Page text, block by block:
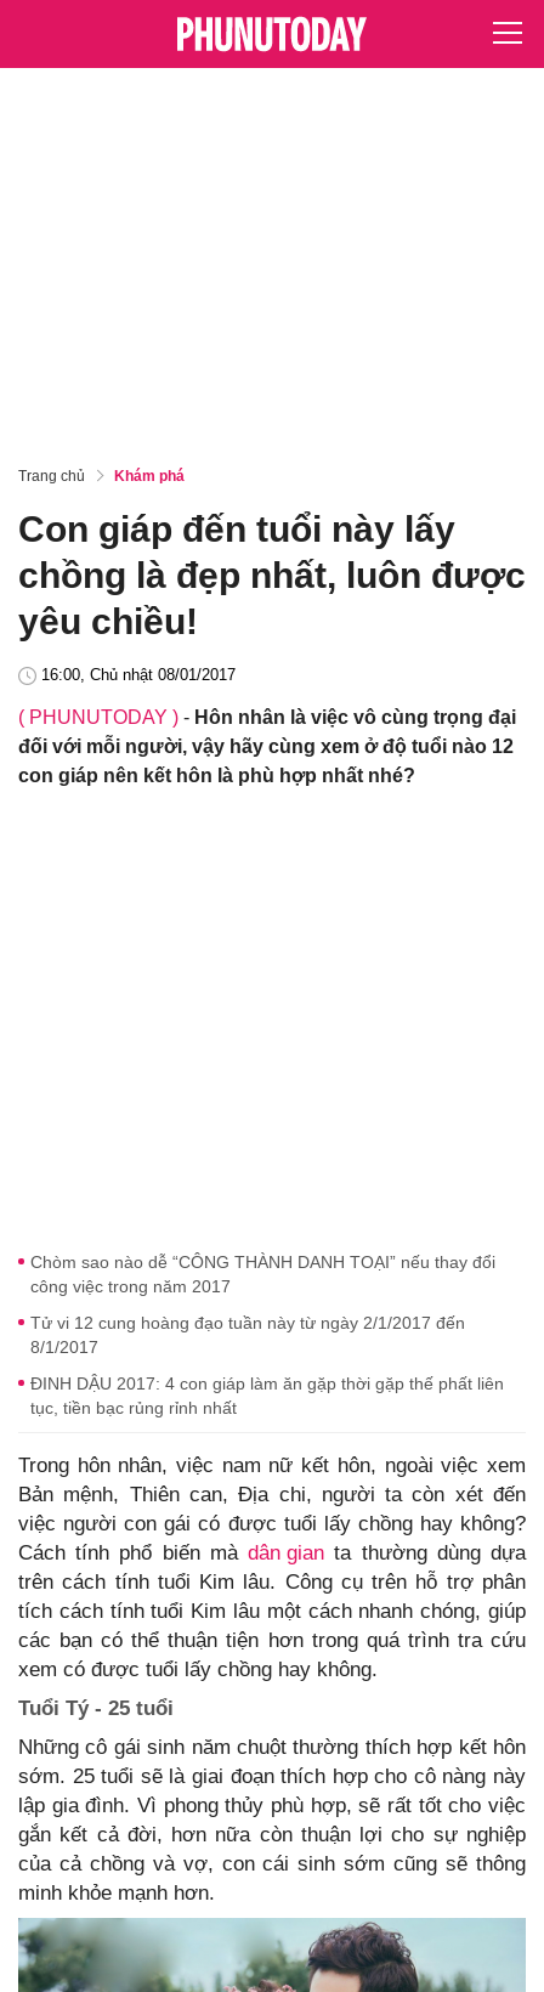
Trang chủ Khám phá
Con giáp đến tuổi này lấy
chồng là đẹp nhất, luôn được
yêu chiều!
16:00, Chủ nhật 08/01/2017
( PHUNUTODAY ) - Hôn nhân là việc vô cùng trọng đại
đối với mỗi người, vậy hãy cùng xem ở độ tuổi nào 12
con giáp nên kết hôn là phù hợp nhất nhé?
Chòm sao nào dễ “CÔNG THÀNH DANH TOẠI” nếu thay đổi
công việc trong năm 2017
Tử vi 12 cung hoàng đạo tuần này từ ngày 2/1/2017 đến
8/1/2017
ĐINH DẬU 2017: 4 con giáp làm ăn gặp thời gặp thế phất liên
tục, tiền bạc rủng rỉnh nhất
Trong hôn nhân, việc nam nữ kết hôn, ngoài việc xem
Bản mệnh, Thiên can, Địa chi, người ta còn xét đến
việc người con gái có được tuổi lấy chồng hay không?
Cách tính phổ biến màdân gian ta thường dùng dựa
trên cách tính tuổi Kim lâu. Công cụ trên hỗ trợ phân
tích cách tính tuổi Kim lâu một cách nhanh chóng, giúp
các bạn có thể thuận tiện hơn trong quá trình tra cứu
xem có được tuổi lấy chồng hay không.
Tuổi Tý - 25 tuổi
Những cô gái sinh năm chuột thường thích hợp kết hôn
sớm. 25 tuổi sẽ là giai đoạn thích hợp cho cô nàng này
lập gia đình. Vì phong thủy phù hợp, sẽ rất tốt cho việc
gắn kết cả đời, hơn nữa còn thuận lợi cho sự nghiệp
của cả chồng và vợ, con cái sinh sớm cũng sẽ thông
minh khỏe mạnh hơn.